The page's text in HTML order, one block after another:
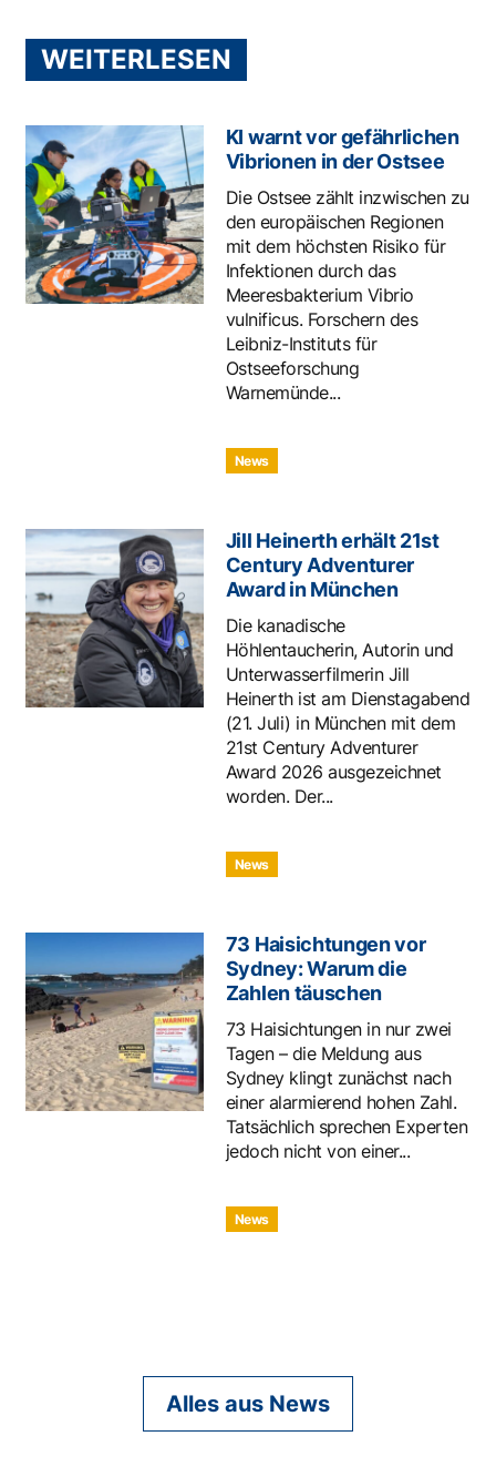
WEITERLESEN
KI warnt vor gefährlichen
Vibrionen in der Ostsee
Die Ostsee zählt inzwischen zu
den europäischen Regionen
mit dem höchsten Risiko für
Infektionen durch das
Meeresbakterium Vibrio
vulnificus. Forschern des
Leibniz-Instituts für
Ostseeforschung
Warnemünde...
News
Jill Heinerth erhält 21st
Century Adventurer
Award in München
Die kanadische
Höhlentaucherin, Autorin und
Unterwasserfilmerin Jill
Heinerth ist am Dienstagabend
(21. Juli) in München mit dem
21st Century Adventurer
Award 2026 ausgezeichnet
worden. Der...
News
73 Haisichtungen vor
Sydney: Warum die
Zahlen täuschen
73 Haisichtungen in nur zwei
Tagen – die Meldung aus
Sydney klingt zunächst nach
einer alarmierend hohen Zahl.
Tatsächlich sprechen Experten
jedoch nicht von einer...
News
Alles aus News